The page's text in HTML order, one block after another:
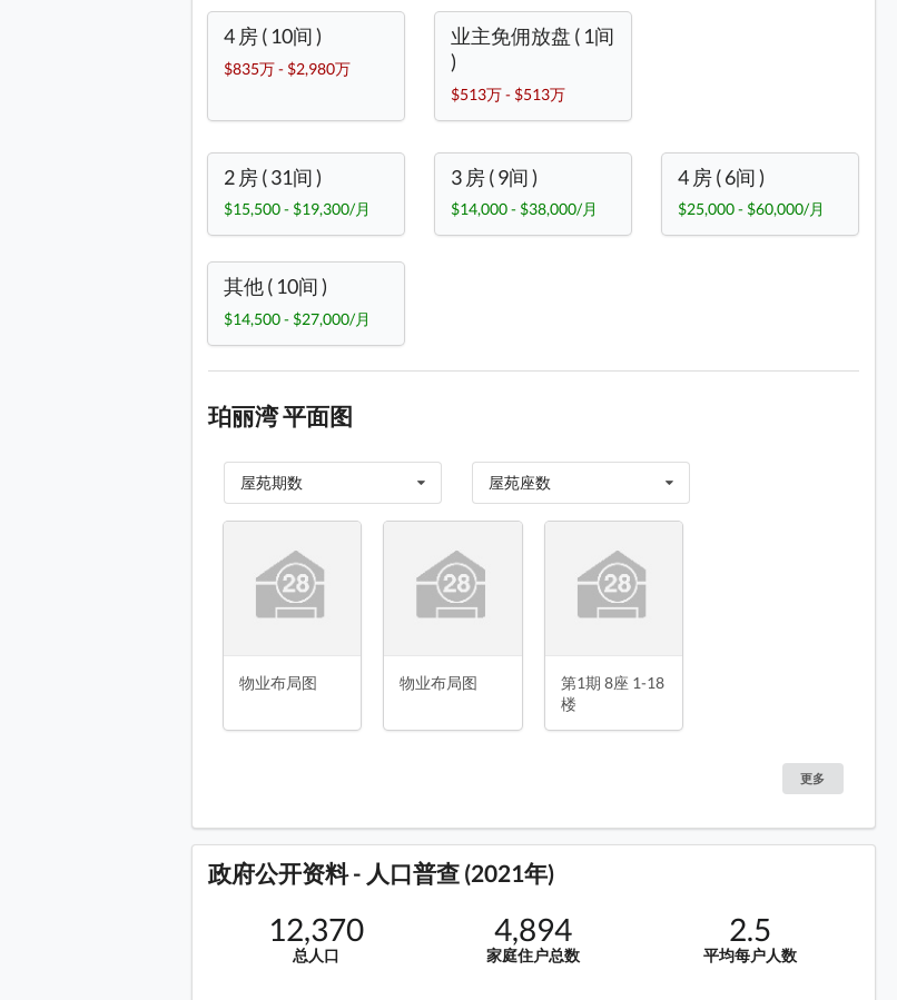
4 房 ( 10间 )
$835万 - $2,980万
业主免佣放盘 ( 1间
)
$513万 - $513万
2 房 ( 31间 )
$15,500 - $19,300/月
3 房 ( 9间 )
$14,000 - $38,000/月
4 房 ( 6间 )
$25,000 - $60,000/月
其他 ( 10间 )
$14,500 - $27,000/月
珀丽湾 平面图
屋苑期数 屋苑座数
物业布局图 平面图
物业布局图 平面图
第1期 8座 20楼 平面图
第1期 8座 19楼 平面图
第1期 8座 1-18楼 平面图
第1期 9座 19楼 平面图
第1期 9座 1-18楼 平面图
第1期 10座 21楼 平面图
第1期 10座 21楼 平面图
物业布局图 平面图
物业布局图 第1期 第5期
物业布局图 物业布局图
第1期 8座 1-18
楼
更多
政府公开资料 - 人口普查 (2021年)
12,370
总人口
4,894
家庭住户总数
2.5
平均每户人数